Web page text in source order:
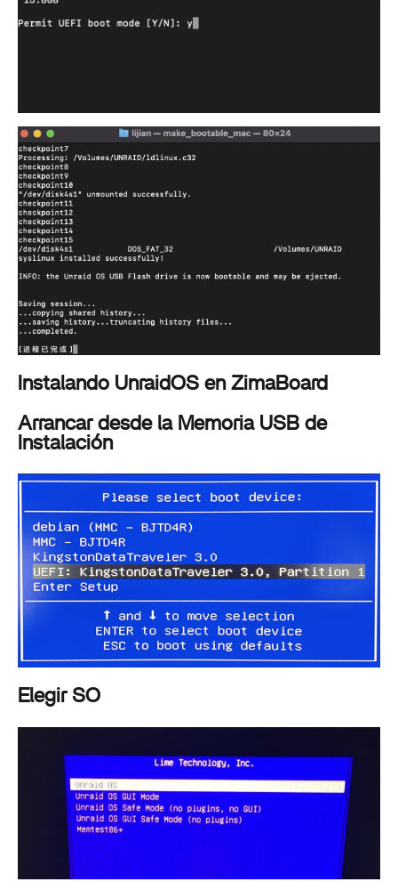
Instalando UnraidOS en ZimaBoard
Arrancar desde la Memoria USB de
Instalación
Elegir SO